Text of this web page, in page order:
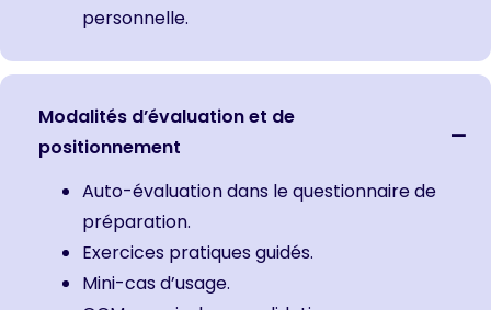
personnelle.
Modalités d’évaluation et de
positionnement
Auto-évaluation dans le questionnaire de
préparation.
Exercices pratiques guidés.
Mini-cas d’usage.